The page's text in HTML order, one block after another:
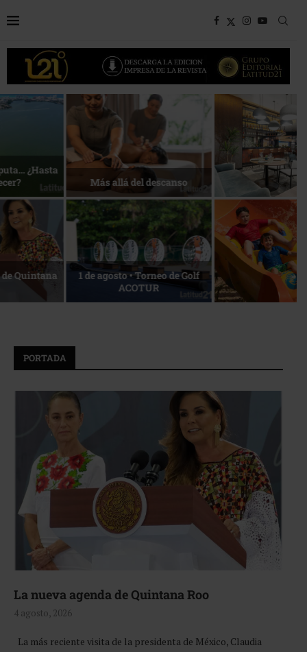
Bottega, un viaje servido a la
Energía que Impulsa la
competitividad
Reconocimiento de viajeros La esencia del servicio
PORTADA
La nueva agenda de Quintana Roo
4 agosto, 2026
La más reciente visita de la presidenta de México, Claudia